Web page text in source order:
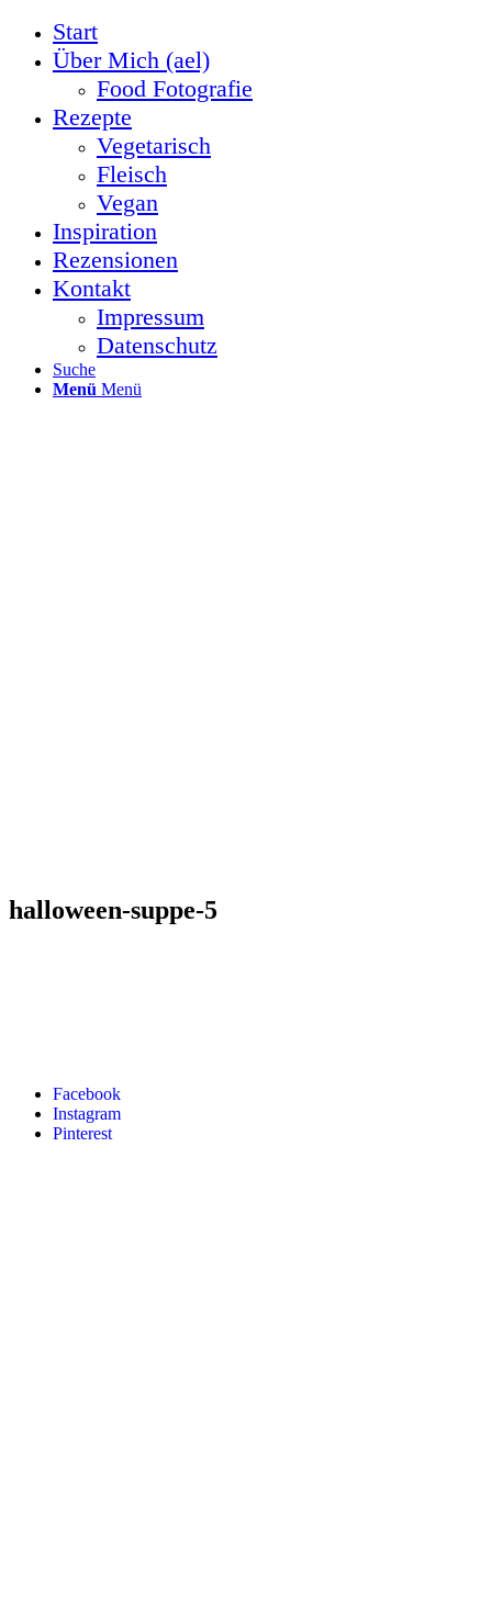
Start
Über Mich (ael)
Food Fotografie
Rezepte
Vegetarisch
Fleisch
Vegan
Inspiration
Rezensionen
Kontakt
Impressum
Datenschutz
Suche
Menü Menü
Facebook
Instagram
Pinterest
halloween-suppe-5